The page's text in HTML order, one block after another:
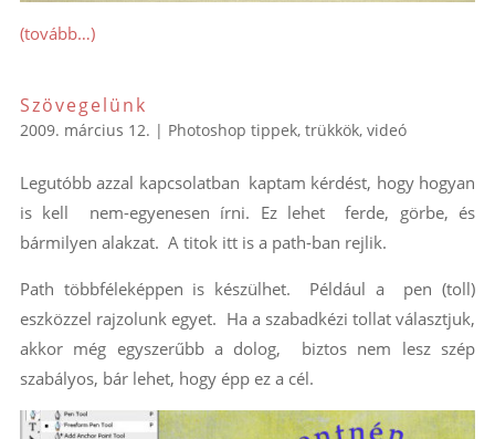
(tovább…)
Szövegelünk
2009. március 12. | Photoshop tippek, trükkök, videó
Legutóbb azzal kapcsolatban kaptam kérdést, hogy hogyan
is kell nem-egyenesen írni. Ez lehet ferde, görbe, és
bármilyen alakzat. A titok itt is a path-ban rejlik.
Path többféleképpen is készülhet. Például a pen (toll)
eszközzel rajzolunk egyet. Ha a szabadkézi tollat választjuk,
akkor még egyszerűbb a dolog, biztos nem lesz szép
szabályos, bár lehet, hogy épp ez a cél.